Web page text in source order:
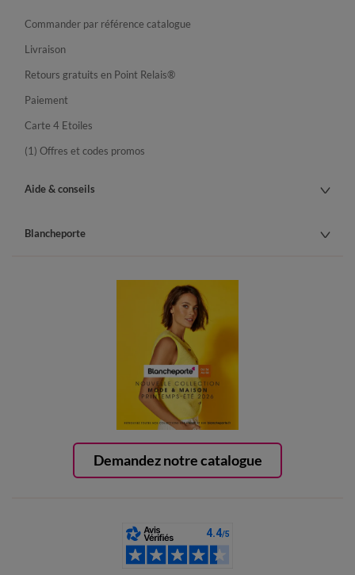
Demandez notre catalogue
Commander par référence catalogue
Livraison
Retours gratuits en Point Relais®
Paiement
Carte 4 Etoiles
(1) Offres et codes promos
Aide & conseils
Blancheporte